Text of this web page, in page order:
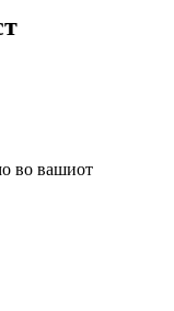
во вашиот